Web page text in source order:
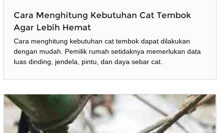
Cara Menghitung Kebutuhan Cat Tembok
Agar Lebih Hemat
Cara menghitung kebutuhan cat tembok dapat dilakukan
dengan mudah. Pemilik rumah setidaknya memerlukan data
luas dinding, jendela, pintu, dan daya sebar cat.